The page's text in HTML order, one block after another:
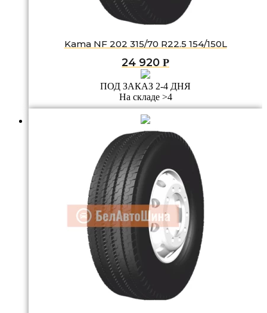
Kama NF 202 315/70 R22.5 154/150L
24 920 Р
ПОД ЗАКАЗ 2-4 ДНЯ
На складе >4